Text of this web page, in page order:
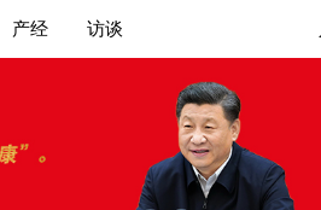
产经 访谈